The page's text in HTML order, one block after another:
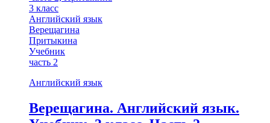
3 класс
Английский язык
Верещагина
Притыкина
Учебник
часть 2
Английский язык
Верещагина. Английский язык.